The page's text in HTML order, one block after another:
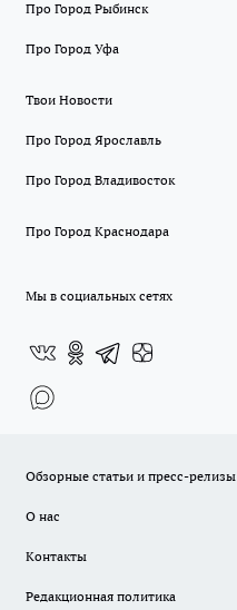
Про Город Рыбинск
Про Город Уфа
Твои Новости
Про Город Ярославль
Про Город Владивосток
Про Город Краснодара
Мы в социальных сетях
Обзорные статьи и пресс-релизы
О нас
Контакты
Редакционная политика